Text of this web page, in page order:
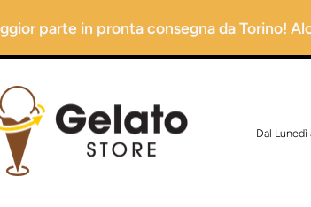
parte in pronta consegna da Torino!
Dal